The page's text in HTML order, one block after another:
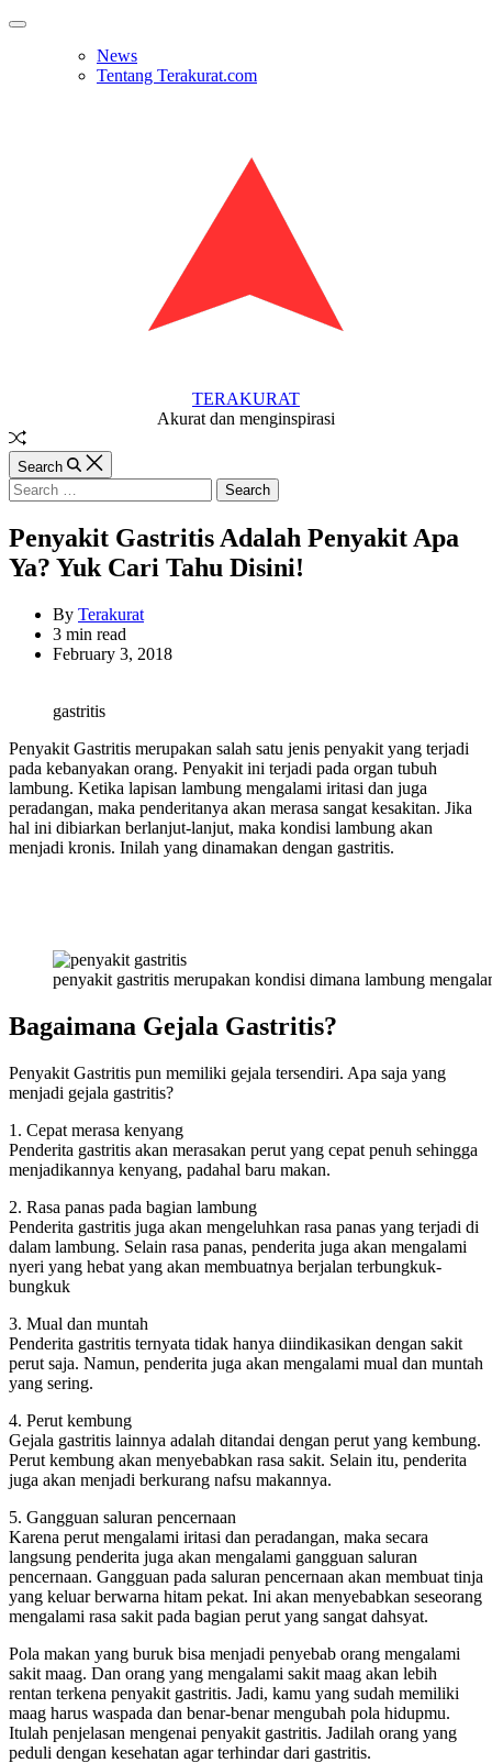
Skip
Off
News
Tentang Terakurat.com
TERAKURAT
Akurat dan menginspirasi
Random
Article
Search
Search
for:
Penyakit Gastritis Adalah Penyakit Apa
Ya? Yuk Cari Tahu Disini!
By Terakurat
Estimated
read
3 min read
February 3, 2018
gastritis
Penyakit Gastritis merupakan salah satu jenis penyakit yang terjadi
pada kebanyakan orang. Penyakit ini terjadi pada organ tubuh
lambung. Ketika lapisan lambung mengalami iritasi dan juga
peradangan, maka penderitanya akan merasa sangat kesakitan. Jika
hal ini dibiarkan berlanjut-lanjut, maka kondisi lambung akan
menjadi kronis. Inilah yang dinamakan dengan gastritis.
penyakit gastritis merupakan kondisi dimana lambung
Bagaimana Gejala Gastritis?
Penyakit Gastritis pun memiliki gejala tersendiri. Apa saja yang
menjadi gejala gastritis?
1. Cepat merasa kenyang
Penderita gastritis akan merasakan perut yang cepat penuh sehingga
menjadikannya kenyang, padahal baru makan.
2. Rasa panas pada bagian lambung
Penderita gastritis juga akan mengeluhkan rasa panas yang terjadi di
dalam lambung. Selain rasa panas, penderita juga akan mengalami
nyeri yang hebat yang akan membuatnya berjalan terbungkuk-
bungkuk
3. Mual dan muntah
Penderita gastritis ternyata tidak hanya diindikasikan dengan sakit
perut saja. Namun, penderita juga akan mengalami mual dan muntah
yang sering.
4. Perut kembung
Gejala gastritis lainnya adalah ditandai dengan perut yang kembung.
Perut kembung akan menyebabkan rasa sakit. Selain itu, penderita
juga akan menjadi berkurang nafsu makannya.
5. Gangguan saluran pencernaan
Karena perut mengalami iritasi dan peradangan, maka secara
langsung penderita juga akan mengalami gangguan saluran
pencernaan. Gangguan pada saluran pencernaan akan membuat tinja
yang keluar berwarna hitam pekat. Ini akan menyebabkan seseorang
mengalami rasa sakit pada bagian perut yang sangat dahsyat.
Pola makan yang buruk bisa menjadi penyebab orang mengalami
sakit maag. Dan orang yang mengalami sakit maag akan lebih
rentan terkena penyakit gastritis. Jadi, kamu yang sudah memiliki
maag harus waspada dan benar-benar mengubah pola hidupmu.
Itulah penjelasan mengenai penyakit gastritis. Jadilah orang yang
peduli dengan kesehatan agar terhindar dari gastritis.